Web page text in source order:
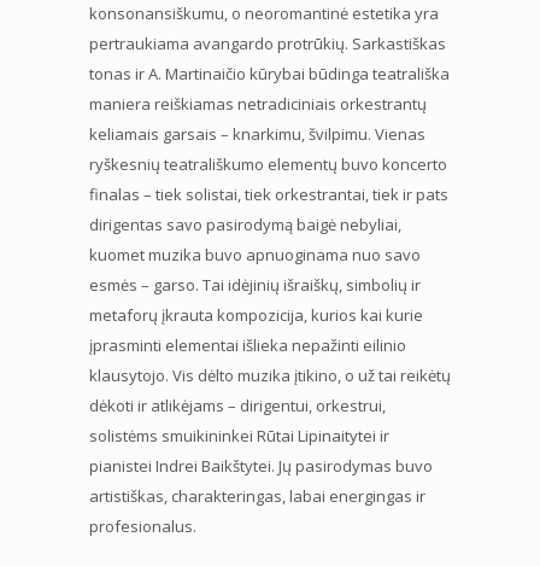
konsonansiškumu, o neoromantinė estetika yra
pertraukiama avangardo protrūkių. Sarkastiškas
tonas ir A. Martinaičio kūrybai būdinga teatrališka
maniera reiškiamas netradiciniais orkestrantų
keliamais garsais – knarkimu, švilpimu. Vienas
ryškesnių teatrališkumo elementų buvo koncerto
finalas – tiek solistai, tiek orkestrantai, tiek ir pats
dirigentas savo pasirodymą baigė nebyliai,
kuomet muzika buvo apnuoginama nuo savo
esmės – garso. Tai idėjinių išraiškų, simbolių ir
metaforų įkrauta kompozicija, kurios kai kurie
įprasminti elementai išlieka nepažinti eilinio
klausytojo. Vis dėlto muzika įtikino, o už tai reikėtų
dėkoti ir atlikėjams – dirigentui, orkestrui,
solistėms smuikininkei Rūtai Lipinaitytei ir
pianistei Indrei Baikštytei. Jų pasirodymas buvo
artistiškas, charakteringas, labai energingas ir
profesionalus.